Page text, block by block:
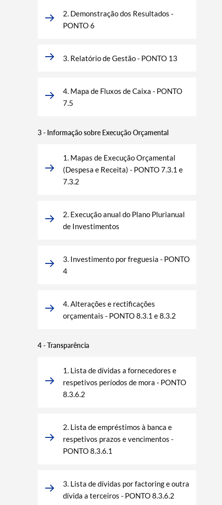
2. Demonstração dos Resultados -
PONTO 6
3. Relatório de Gestão - PONTO 13
4. Mapa de Fluxos de Caixa - PONTO
7.5
3 - Informação sobre Execução Orçamental
1. Mapas de Execução Orçamental
(Despesa e Receita) - PONTO 7.3.1 e
7.3.2
2. Execução anual do Plano Plurianual
de Investimentos
3. Investimento por freguesia - PONTO
4
4. Alterações e rectificações
orçamentais - PONTO 8.3.1 e 8.3.2
4 - Transparência
1. Lista de dívidas a fornecedores e
respetivos períodos de mora - PONTO
8.3.6.2
2. Lista de empréstimos à banca e
respetivos prazos e vencimentos -
PONTO 8.3.6.1
3. Lista de dívidas por factoring e outra
dívida a terceiros - PONTO 8.3.6.2